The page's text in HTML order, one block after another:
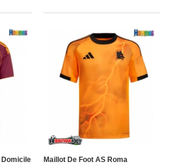
Domicile
Maillot De Foot AS Roma